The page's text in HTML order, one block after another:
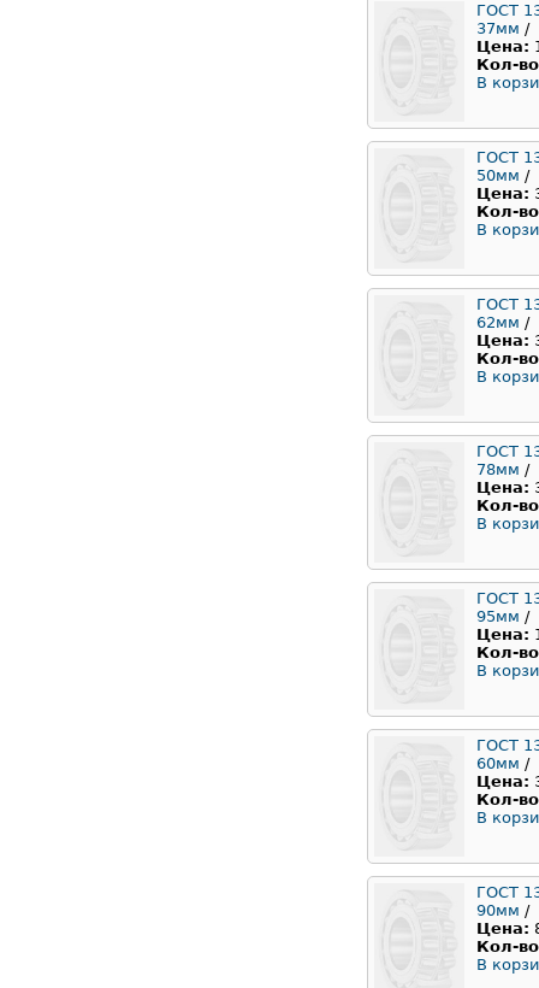
ГОСТ
37мм /
Цена:
Кол-
В
ГОСТ
50мм /
Цена:
Кол-
В
ГОСТ
62мм /
Цена:
Кол-
В
ГОСТ
78мм /
Цена:
Кол-
В
ГОСТ
95мм /
Цена:
Кол-
В
ГОСТ
60мм /
Цена:
Кол-
В
ГОСТ
90мм /
Цена:
Кол-
В